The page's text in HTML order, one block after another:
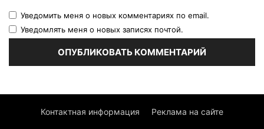
Уведомить меня о новых комментариях по email.
Уведомлять меня о новых записях почтой.
Контактная информация Реклама на сайте